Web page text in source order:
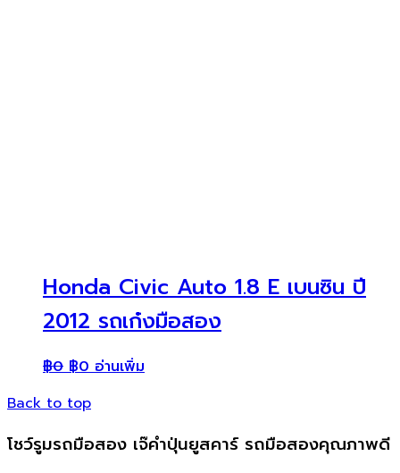
Honda Civic Auto 1.8 E เบนซิน ปี
2012 รถเก๋งมือสอง
฿0 ฿0 อ่านเพิ่ม
Back to top
โชว์รูมรถมือสอง เจ๊คำปุ่นยูสคาร์ รถมือสองคุณภาพดี